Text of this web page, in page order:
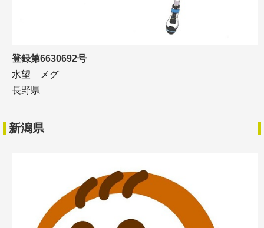
登録第6630692号
水望 メグ
長野県
新潟県